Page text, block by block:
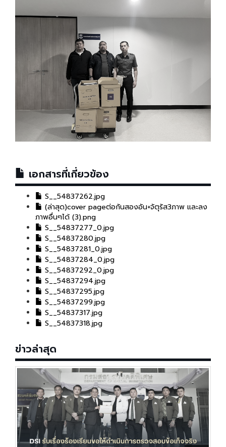
เอกสารที่เกี่ยวข้อง
S__54837262.jpg
(ล่าสุด)cover pageต่อกันสองอัน+จัตุรัส3ภาพ และลง
ภาพอื่นๆได้ (3).png
S__54837277_0.jpg
S__54837280.jpg
S__54837281_0.jpg
S__54837284_0.jpg
S__54837292_0.jpg
S__54837294.jpg
S__54837295.jpg
S__54837299.jpg
S__54837317.jpg
S__54837318.jpg
ข่าวล่าสุด